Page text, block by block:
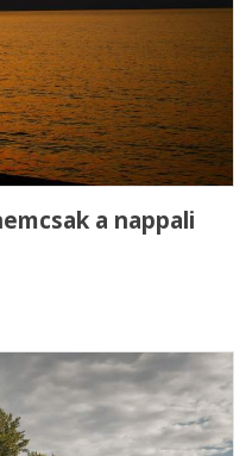
a nappali